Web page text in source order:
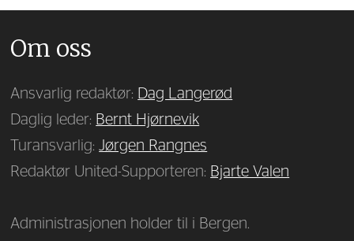
Om oss
Ansvarlig redaktør: Dag Langerød
Daglig leder: Bernt Hjørnevik
Turansvarlig:Jørgen Rangnes
Redaktør United-Supporteren: Bjarte Valen
Administrasjonen holder til i Bergen.